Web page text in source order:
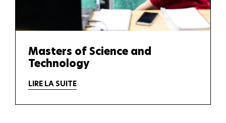
Masters of Science and
Technology
LIRE LA SUITE